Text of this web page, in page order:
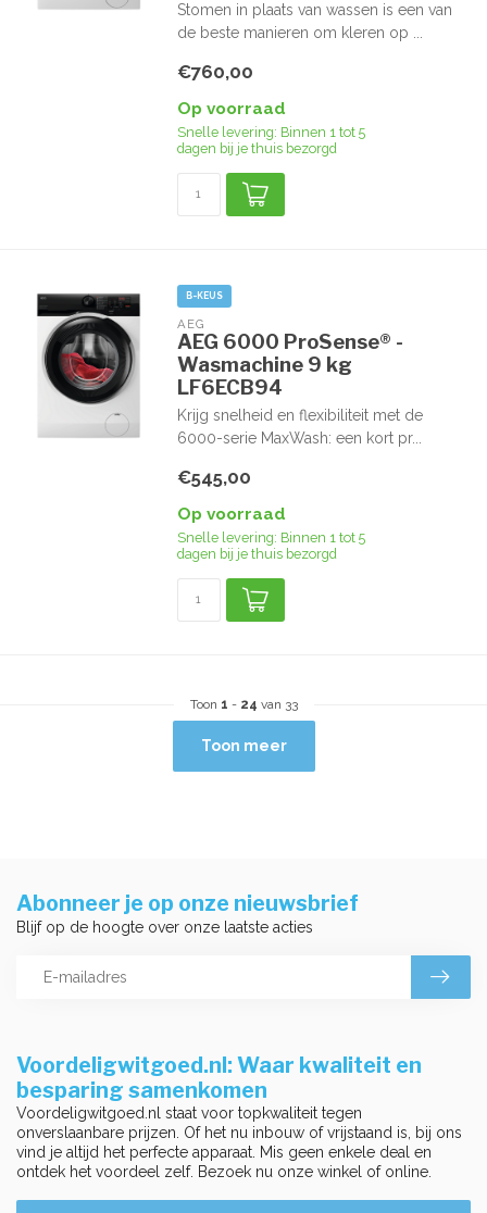
Stomen in plaats van wassen is een van
de beste manieren om kleren op ...
€760,00
Op voorraad
Snelle levering: Binnen 1 tot 5
dagen bij je thuis bezorgd
B-KEUS
AEG
AEG 6000 ProSense® -
Wasmachine 9 kg
LF6ECB94
Krijg snelheid en flexibiliteit met de
6000-serie MaxWash: een kort pr...
€545,00
Op voorraad
Snelle levering: Binnen 1 tot 5
dagen bij je thuis bezorgd
Toon 1 - 24 van 33
Toon meer
Voordeligwitgoed.nl: Waar kwaliteit en
besparing samenkomen
Voordeligwitgoed.nl staat voor topkwaliteit tegen
onverslaanbare prijzen. Of het nu inbouw of vrijstaand is, bij ons
vind je altijd het perfecte apparaat. Mis geen enkele deal en
ontdek het voordeel zelf. Bezoek nu onze winkel of online.
Abonneer je op onze nieuwsbrief
Blijf op de hoogte over onze laatste acties